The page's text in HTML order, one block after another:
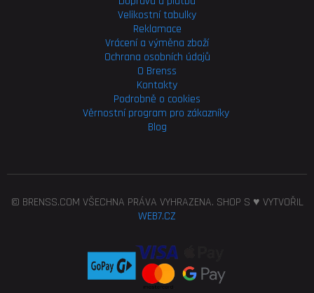
Velikostní tabulky
Reklamace
Vrácení a výměna zboží
Ochrana osobních údajů
O Brenss
Kontakty
Podrobně o cookies
Věrnostní program pro zákazníky
Blog
© BRENSS.COM VŠECHNA PRÁVA VYHRAZENA. SHOP S ♥ VYTVOŘIL
WEB7.CZ